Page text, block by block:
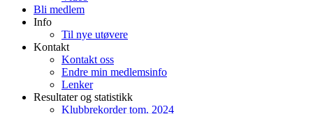
Bli medlem
Info
Til nye utøvere
Kontakt
Kontakt oss
Endre min medlemsinfo
Lenker
Resultater og statistikk
Klubbrekorder tom. 2024